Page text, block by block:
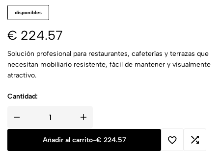
disponibles
€ 224.57
Solución profesional para restaurantes, cafeterías y terrazas que
necesitan mobiliario resistente, fácil de mantener y visualmente
atractivo.
Cantidad:
Añadir al carrito-€ 224.57